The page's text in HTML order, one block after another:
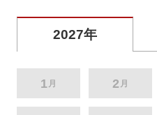
2027年
1 月 2 月